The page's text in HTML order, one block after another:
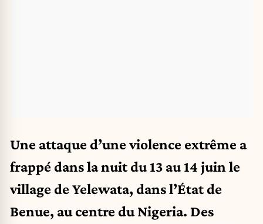
Une attaque d’une violence extrême a
frappé dans la nuit du 13 au 14 juin le
village de Yelewata, dans l’État de
Benue, au centre du Nigeria. Des